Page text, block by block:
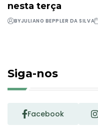
nesta terça
BYJULIANO BEPPLER DA SILVA
Siga-nos
Facebook